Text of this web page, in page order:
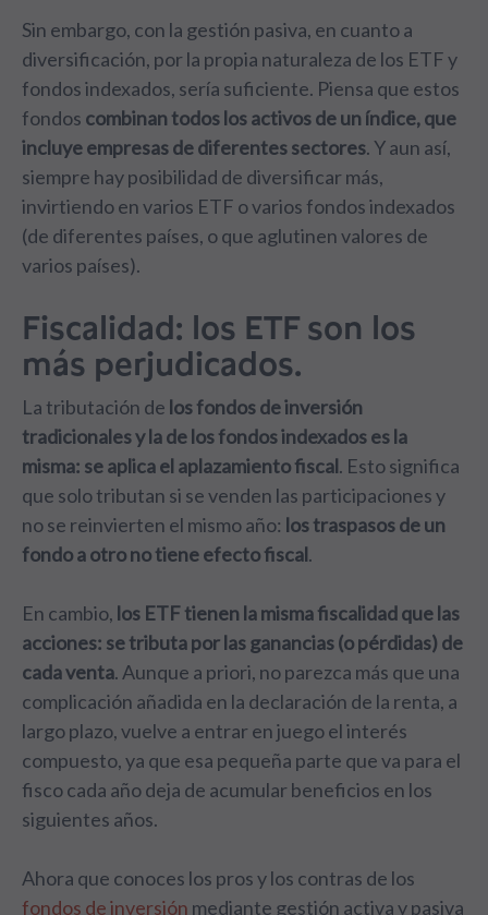
Sin embargo, con la gestión pasiva, en cuanto a
diversificación, por la propia naturaleza de los ETF y
fondos indexados, sería suficiente. Piensa que estos
fondos combinan todos los activos de un índice, que
incluye empresas de diferentes sectores. Y aun así,
siempre hay posibilidad de diversificar más,
invirtiendo en varios ETF o varios fondos indexados
(de diferentes países, o que aglutinen valores de
varios países).
Fiscalidad: los ETF son los
más perjudicados.
La tributación de los fondos de inversión
tradicionales y la de los fondos indexados es la
misma: se aplica el aplazamiento fiscal. Esto significa
que solo tributan si se venden las participaciones y
no se reinvierten el mismo año: los traspasos de un
fondo a otro no tiene efecto fiscal.
En cambio, los ETF tienen la misma fiscalidad que las
acciones: se tributa por las ganancias (o pérdidas) de
cada venta. Aunque a priori, no parezca más que una
complicación añadida en la declaración de la renta, a
largo plazo, vuelve a entrar en juego el interés
compuesto, ya que esa pequeña parte que va para el
fisco cada año deja de acumular beneficios en los
siguientes años.
Ahora que conoces los pros y los contras de los
fondos de inversión mediante gestión activa y pasiva